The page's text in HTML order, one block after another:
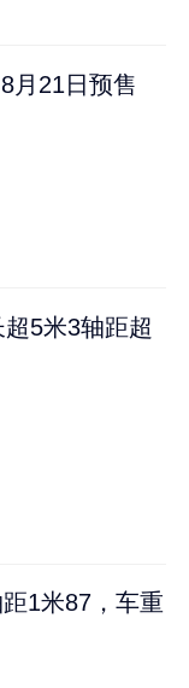
月21日预售
5米3轴距超
1米87，车重